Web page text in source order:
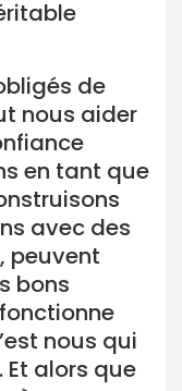
de
nous aider
en tant que
avec des
peuvent
bons
nous qui
alors que